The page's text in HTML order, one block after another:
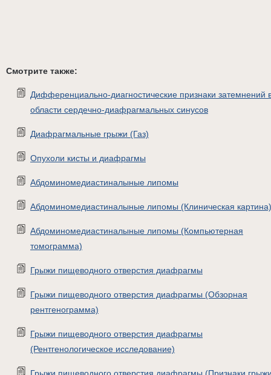
Смотрите также:
Дифференциально-диагностические признаки затемнений
области сердечно-диафрагмальных синусов
Диафрагмальные грыжи (Газ)
Опухоли кисты и диафрагмы
Абдоминомедиастиналыные липомы
Абдоминомедиастиналыные липомы (Клиническая картина)
Абдоминомедиастиналыные липомы (Компьютерная
томограмма)
Грыжи пищеводного отверстия диафрагмы
Грыжи пищеводного отверстия диафрагмы (Обзорная
рентгенограмма)
Грыжи пищеводного отверстия диафрагмы
(Рентгенологическое исследование)